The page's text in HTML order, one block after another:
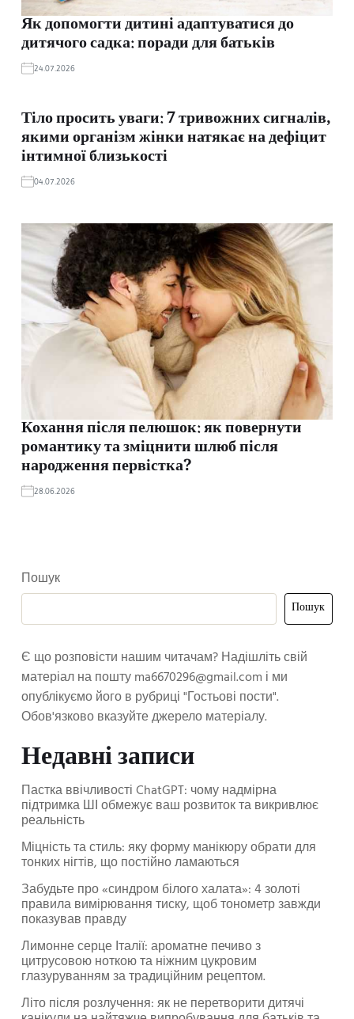
Як допомогти дитині адаптуватися до
дитячого садка: поради для батьків
24.07.2026
Тіло просить уваги: 7 тривожних сигналів,
якими організм жінки натякає на дефіцит
інтимної близькості
04.07.2026
Кохання після пелюшок: як повернути
романтику та зміцнити шлюб після
народження первістка?
28.06.2026
Пошук
Пошук
Є що розповісти нашим читачам? Надішліть свій
матеріал на поштуma6670296@gmail.com і ми
опублікуємо його в рубриці "Гостьові пости".
Обов'язково вказуйте джерело матеріалу.
Недавні записи
Пастка ввічливості ChatGPT: чому надмірна
підтримка ШІ обмежує ваш розвиток та викривлює
реальність
Міцність та стиль: яку форму манікюру обрати для
тонких нігтів, що постійно ламаються
Забудьте про «синдром білого халата»: 4 золоті
правила вимірювання тиску, щоб тонометр завжди
показував правду
Лимонне серце Італії: ароматне печиво з
цитрусовою ноткою та ніжним цукровим
глазуруванням за традиційним рецептом.
Літо після розлучення: як не перетворити дитячі